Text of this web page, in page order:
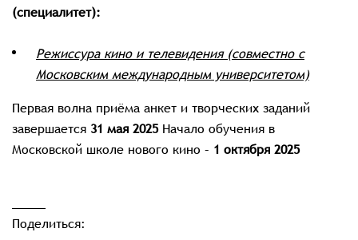
(специалитет):
Режиссура кино и телевидения (совместно с
Московским международным университетом)
Первая волна приёма анкет и творческих заданий
завершается 31 мая 2025 Начало обучения в
Московской школе нового кино – 1 октября 2025
Поделиться: